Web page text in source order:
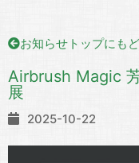
お知らせトップにも
Airbrush Magic
展
2025-10-22